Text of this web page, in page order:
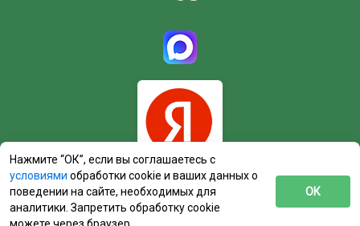
Нажмите “ОК”, если вы соглашаетесь с
условиями обработки cookie и ваших данных о
поведении на сайте, необходимых для
аналитики. Запретить обработку cookie
ОК